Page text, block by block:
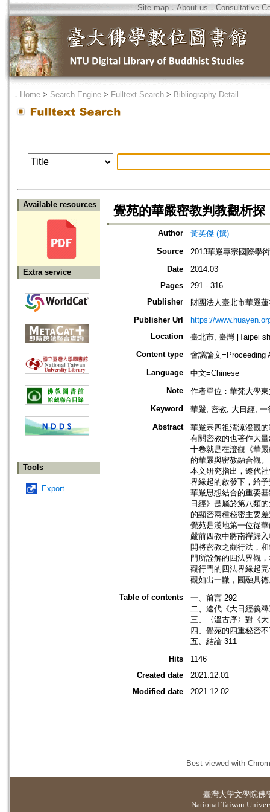
Site map．About us ． Consultative
． Home > Search Engine > Fulltext Search > Bibliography Detail
Available resources
Extra service
Tools
Export
覺苑的華嚴密教判教觀析探
Author
黃英傑 (撰)
Source
2013華嚴專宗國際學
Date
2014.03
Pages
291 - 316
Publisher
財團法人臺北市華嚴
Publisher Url
https://
Location
臺北市, 臺灣 [Taipei
Content type
會議論文=Proceeding
Language
中文=Chinese
Note
作者單位：華梵大學
Keyword
華嚴; 密教; 大日經;
Abstract
華嚴宗四祖清涼澄觀
有關密教的也著作大
十卷就是在澄觀《華
的華嚴與密教融合觀。
本文研究指出，遼代
界緣起的啟發下，給
華嚴思想結合的重要
日經》是屬於第八類
的顯密兩種秘密主要
覺苑是漢地第一位從
嚴前四教中將南禪歸
開將密教之觀行法，
門所詮解的四法界觀
觀行門的四法界緣起
觀如出一轍，圓融具
Table of contents
一、前言 292
二、遼代《大日經義
三、〈溫古序〉對《
四、覺苑的四重秘密
五、結論 311
Hits
1146
Created date
2021.12.01
Modified date
2021.12.02
Best viewed with
臺灣大學文學院佛
National Taiwan